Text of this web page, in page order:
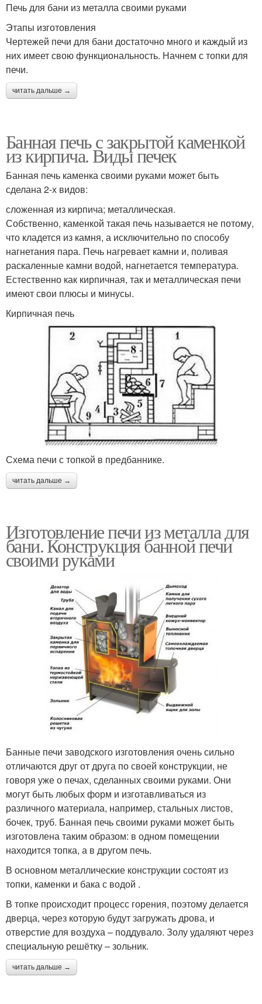
Печь для бани из металла своими руками
Этапы изготовления
Чертежей печи для бани достаточно много и каждый из
них имеет свою функциональность. Начнем с топки для
печи.
читать дальше →
Банная печь с закрытой каменкой
из кирпича. Виды печек
Банная печь каменка своими руками может быть
сделана 2-х видов:
сложенная из кирпича; металлическая.
Собственно, каменкой такая печь называется не потому,
что кладется из камня, а исключительно по способу
нагнетания пара. Печь нагревает камни и, поливая
раскаленные камни водой, нагнетается температура.
Естественно как кирпичная, так и металлическая печи
имеют свои плюсы и минусы.
Кирпичная печь
Схема печи с топкой в предбаннике.
читать дальше →
Изготовление печи из металла для
бани. Конструкция банной печи
своими руками
Банные печи заводского изготовления очень сильно
отличаются друг от друга по своей конструкции, не
говоря уже о печах, сделанных своими руками. Они
могут быть любых форм и изготавливаться из
различного материала, например, стальных листов,
бочек, труб. Банная печь своими руками может быть
изготовлена таким образом: в одном помещении
находится топка, а в другом печь.
В основном металлические конструкции состоят из
топки, каменки и бака с водой .
В топке происходит процесс горения, поэтому делается
дверца, через которую будут загружать дрова, и
отверстие для воздуха – поддувало. Золу удаляют через
специальную решётку – зольник.
читать дальше →